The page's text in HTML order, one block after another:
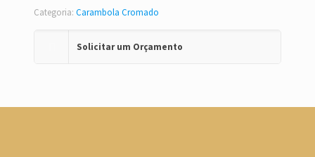
Categoria: Carambola Cromado
Solicitar um Orçamento